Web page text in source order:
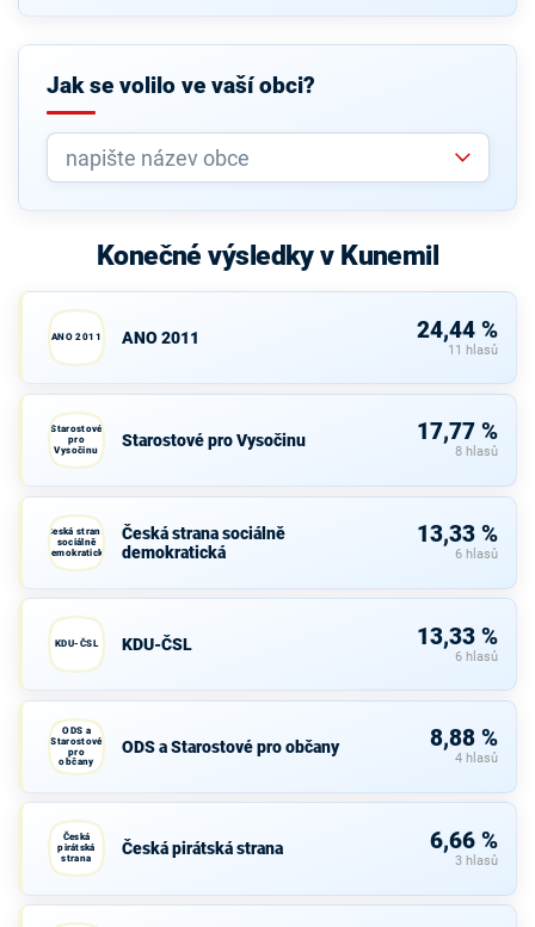
Jak se volilo ve vaší obci?
Konečné výsledky v Kunemil
ANO 2011 ANO 2011 24,44 %
11 hlasů
Starostové
pro
Vysočinu
Starostové pro Vysočinu 17,77 %
8 hlasů
Česká strana
sociálně
demokratická
Česká strana sociálně
demokratická
13,33 %
6 hlasů
KDU-ČSL KDU-ČSL 13,33 %
6 hlasů
ODS a
Starostové
pro
občany
ODS a Starostové pro občany 8,88 %
4 hlasů
Česká
pirátská
strana
Česká pirátská strana 6,66 %
3 hlasů